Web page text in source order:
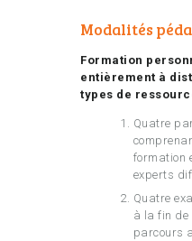
Modalités
Formation
entièrement à
types de
Quatre
formation
experts
Quatre
à la fin de
parcours